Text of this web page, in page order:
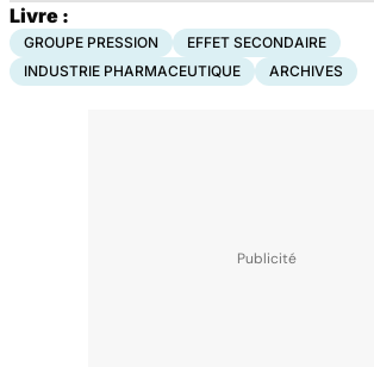
Livre :
GROUPE PRESSION
EFFET SECONDAIRE
INDUSTRIE PHARMACEUTIQUE
ARCHIVES